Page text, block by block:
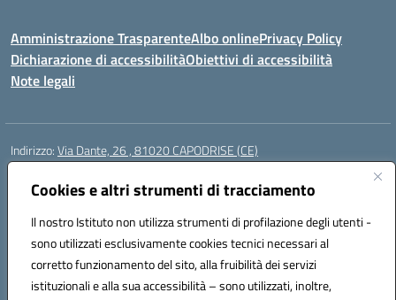
Cookies e altri strumenti di tracciamento
Il nostro Istituto non utilizza strumenti di profilazione degli utenti -
sono utilizzati esclusivamente cookies tecnici necessari al
corretto funzionamento del sito, alla fruibilità dei servizi
istituzionali e alla sua accessibilità – sono utilizzati, inoltre,
Amministrazione TrasparenteAlbo onlinePrivacy Policy
Dichiarazione di accessibilitàObiettivi di accessibilità
Note legali
Indirizzo:Via Dante, 26 , 81020 CAPODRISE (CE)
Centralino:
Posta elettronica certificata (PEC):CEIC83000V@pec.istruzione.it
Codice fiscale: 80103200616
Codice meccanografico:CEIC83000V
Codice Indice delle Pubbliche Amministrazioni (IPA): istsc_ceic83000v
Codice unico di fatturazione (CUF): UFO76N